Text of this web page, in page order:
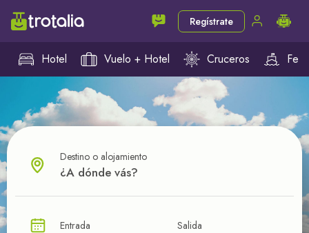
Regístrate
Hotel Vuelo + Hotel Cruceros
¿CUÁL VA A SER TU PRÓXIMO TROTE?
Destino o alojamiento
Entrada Salida